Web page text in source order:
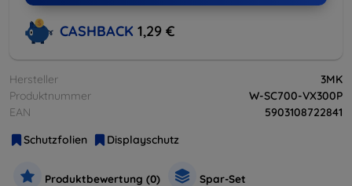
CASHBACK 1,29 €
Hersteller
3MK
Produktnummer
W-SC700-VX300P
EAN
5903108722841
Schutzfolien
Displayschutz
Produktbewertung (0) Spar-Set